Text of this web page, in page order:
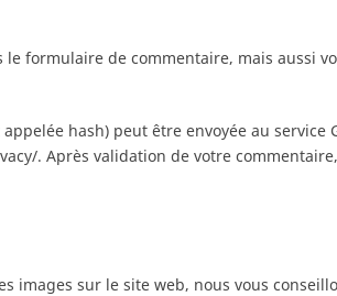
formulaire de commentaire, mais aussi
hash) peut être envoyée au
. Après validation de votre
sur le site web, nous vous